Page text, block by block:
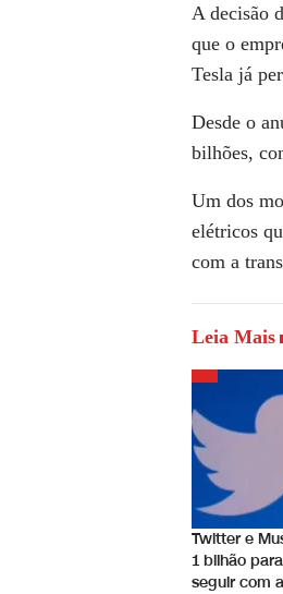
A decisão
que o
Tesla já
Desde o
bilhões,
Um dos
elétricos
com a
Leia Mais
Twitter e
1 bilhão
seguir com